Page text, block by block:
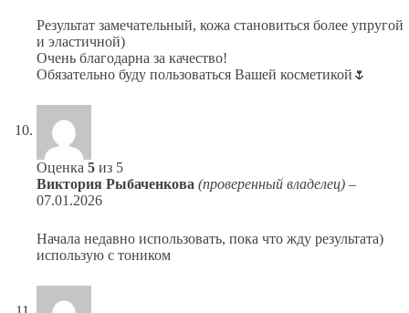
Результат замечательный, кожа становиться более упругой
и эластичной)
Очень благодарна за качество!
Обязательно буду пользоваться Вашей косметикой🌷
Оценка 5 из 5
Виктория Рыбаченкова (проверенный владелец) –
07.01.2026
Начала недавно использовать, пока что жду результата)
использую с тоником